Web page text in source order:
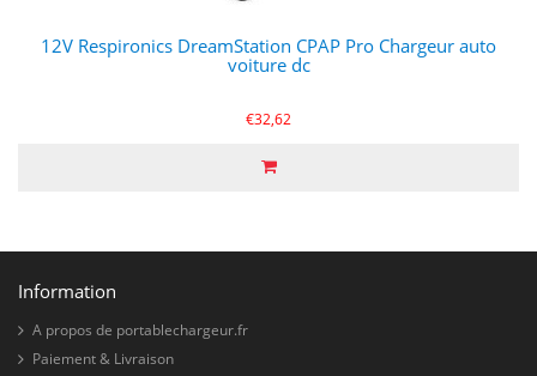
12V Respironics DreamStation CPAP Pro Chargeur auto
voiture dc
€32,62
Information
A propos de portablechargeur.fr
Paiement & Livraison